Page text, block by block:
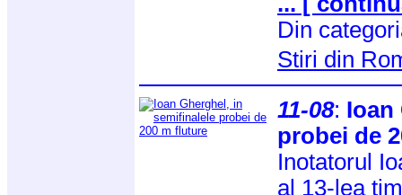
Din
Stiri din
11-08: Ioan
probei de
Inotatorul
al 13-lea